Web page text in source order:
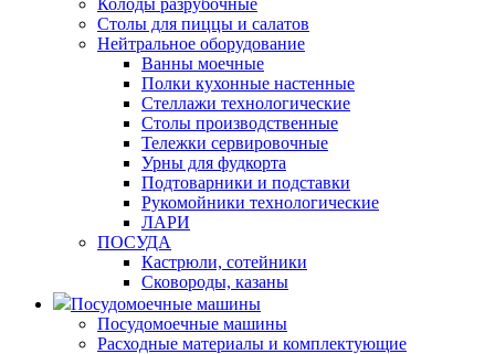
Столы для пиццы и салатов
Нейтральное оборудование
Ванны моечные
Полки кухонные настенные
Стеллажи технологические
Столы производственные
Тележки сервировочные
Урны для фудкорта
Подтоварники и подставки
Рукомойники технологические
ЛАРИ
ПОСУДА
Кастрюли, сотейники
Сковороды, казаны
Посудомоечные машины
Посудомоечные машины
Расходные материалы и комплектующие